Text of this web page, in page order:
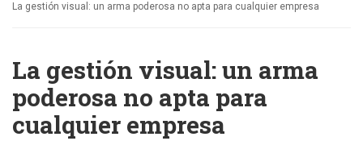
La gestión visual: un arma poderosa no apta para cualquier empresa
La gestión visual: un arma
poderosa no apta para
cualquier empresa